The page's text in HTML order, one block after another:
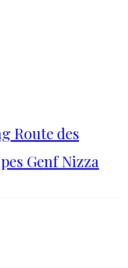
Route des
Genf Nizza